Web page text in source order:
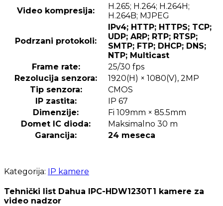
Video kompresija:
H.265; H.264; H.264H;
H.264B; MJPEG
Podrzani protokoli:
IPv4; HTTP; HTTPS; TCP;
UDP; ARP; RTP; RTSP;
SMTP; FTP; DHCP; DNS;
NTP; Multicast
Frame rate:
25/30 fps
Rezolucija senzora:
1920(H) × 1080(V), 2MP
Tip senzora:
CMOS
IP zastita:
IP 67
Dimenzije:
Fi 109mm × 85.5mm
Domet IC dioda:
Maksimalno 30 m
Garancija:
24 meseca
Kategorija: IP kamere
Tehnički list Dahua IPC-HDW1230T1 kamere za
video nadzor